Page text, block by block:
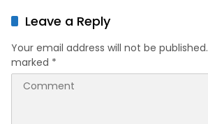
Leave a Reply
Your email address will not be published.
marked *